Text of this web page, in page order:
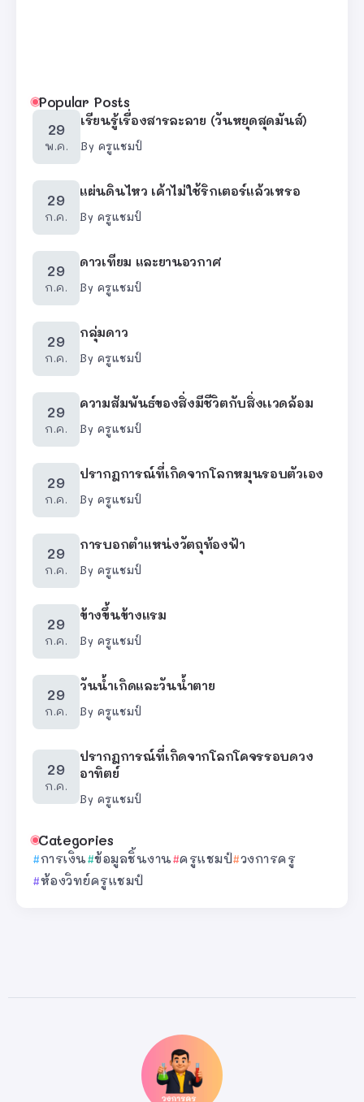
Popular Posts
29
พ.ค.
เรียนรู้เรื่องสารละลาย (วันหยุดสุดมันส์)
By ครูแชมป์
29
ก.ค.
แผ่นดินไหว เค้าไม่ใช้ริกเตอร์แล้วเหรอ
By ครูแชมป์
29
ก.ค.
ดาวเทียม และยานอวกาศ
By ครูแชมป์
29
ก.ค.
กลุ่มดาว
By ครูแชมป์
29
ก.ค.
ความสัมพันธ์ของสิ่งมีชีวิตกับสิ่งเเวดล้อม
By ครูแชมป์
29
ก.ค.
ปรากฎการณ์ที่เกิดจากโลกหมุนรอบตัวเอง
By ครูแชมป์
29
ก.ค.
การบอกตำแหน่งวัตถุท้องฟ้า
By ครูแชมป์
29
ก.ค.
ข้างขึ้นข้างแรม
By ครูแชมป์
29
ก.ค.
วันน้ำเกิดและวันน้ำตาย
By ครูแชมป์
29
ก.ค.
ปรากฎการณ์ที่เกิดจากโลกโคจรรอบดวง
อาทิตย์
By ครูแชมป์
Categories
การเงิน ข้อมูลชิ้นงาน ครูแชมป์ วงการครู
ห้องวิทย์ครูแชมป์